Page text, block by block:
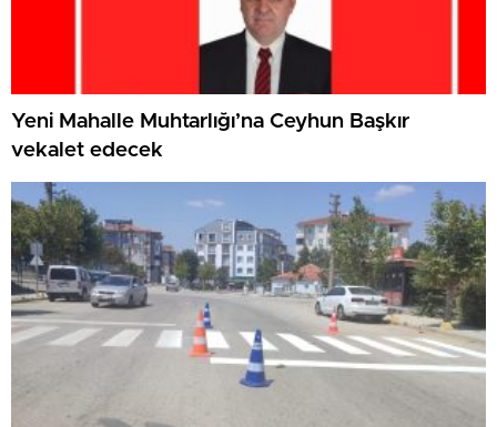
Yeni Mahalle Muhtarlığı’na Ceyhun Başkır
vekalet edecek